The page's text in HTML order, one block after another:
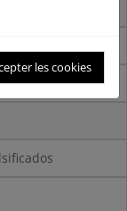
les cookies